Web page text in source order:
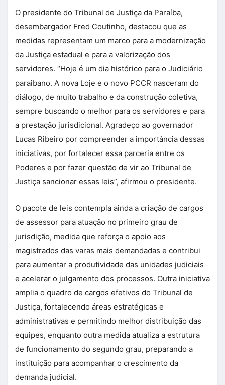
O presidente do Tribunal de Justiça da Paraíba,
desembargador Fred Coutinho, destacou que as
medidas representam um marco para a modernização
da Justiça estadual e para a valorização dos
servidores. “Hoje é um dia histórico para o Judiciário
paraibano. A nova Loje e o novo PCCR nasceram do
diálogo, de muito trabalho e da construção coletiva,
sempre buscando o melhor para os servidores e para
a prestação jurisdicional. Agradeço ao governador
Lucas Ribeiro por compreender a importância dessas
iniciativas, por fortalecer essa parceria entre os
Poderes e por fazer questão de vir ao Tribunal de
Justiça sancionar essas leis”, afirmou o presidente.
O pacote de leis contempla ainda a criação de cargos
de assessor para atuação no primeiro grau de
jurisdição, medida que reforça o apoio aos
magistrados das varas mais demandadas e contribui
para aumentar a produtividade das unidades judiciais
e acelerar o julgamento dos processos. Outra iniciativa
amplia o quadro de cargos efetivos do Tribunal de
Justiça, fortalecendo áreas estratégicas e
administrativas e permitindo melhor distribuição das
equipes, enquanto outra medida atualiza a estrutura
de funcionamento do segundo grau, preparando a
instituição para acompanhar o crescimento da
demanda judicial.